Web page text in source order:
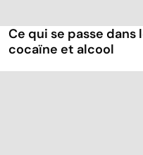
Ce qui se passe
cocaïne et alcool